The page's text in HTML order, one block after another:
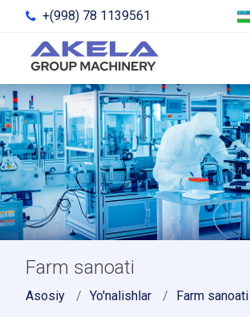
+(998) 78 1139561
Farm sanoati
Asosiy Yo'nalishlar Farm sanoati